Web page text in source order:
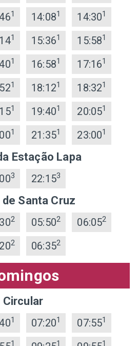
1 14:081 14:301
1 15:361 15:581
1 16:581 17:161
1 18:121 18:321
1 19:401 20:051
1 21:351 23:001
Estação Lapa
3 22:153
de Santa Cruz
2 05:502 06:052
2 06:352
Circular
1 07:201 07:551
1 1 1